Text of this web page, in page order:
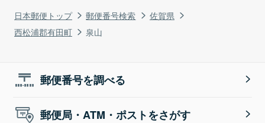
日本郵便トップ 郵便番号検索
佐賀県
西松浦郡有田町
泉山
郵便番号を調べる
郵便局・ATM・ポストをさがす